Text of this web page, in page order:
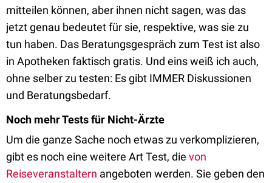
mitteilen können, aber ihnen nicht sagen, was das
jetzt genau bedeutet für sie, respektive, was sie zu
tun haben. Das Beratungsgespräch zum Test ist also
in Apotheken faktisch gratis. Und eins weiß ich auch,
ohne selber zu testen: Es gibt IMMER Diskussionen
und Beratungsbedarf.
Noch mehr Tests für Nicht-Ärzte
Um die ganze Sache noch etwas zu verkomplizieren,
gibt es noch eine weitere Art Test, die von
Reiseveranstaltern angeboten werden. Sie geben den